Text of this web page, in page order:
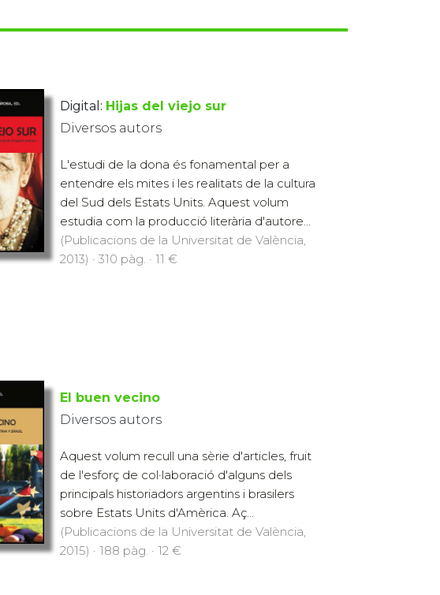
Digital: Hijas del viejo sur
Diversos autors
L'estudi de la dona és fonamental per a
entendre els mites i les realitats de la cultura
del Sud dels Estats Units. Aquest volum
estudia com la producció literària d'autore...
(Publicacions de la Universitat de València,
2013) · 310 pàg. · 11 €
El buen vecino
Diversos autors
Aquest volum recull una sèrie d'articles, fruit
de l'esforç de col·laboració d'alguns dels
principals historiadors argentins i brasilers
sobre Estats Units d'Amèrica. Aç...
(Publicacions de la Universitat de València,
2015) · 188 pàg. · 12 €